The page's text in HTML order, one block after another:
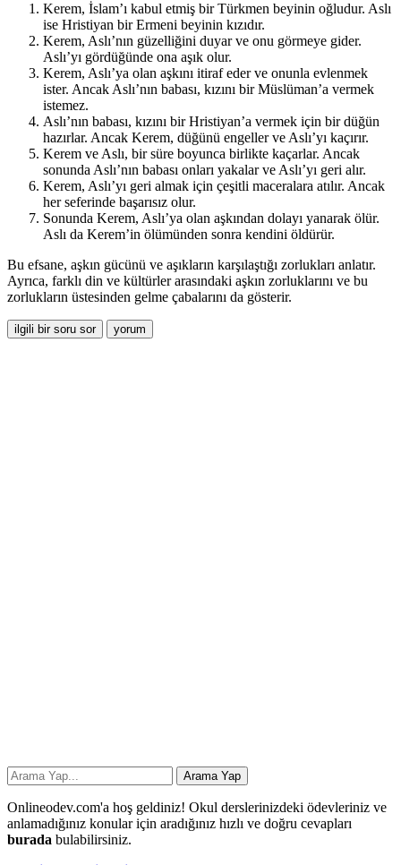
Kerem, İslam’ı kabul etmiş bir Türkmen beyinin oğludur. Aslı
ise Hristiyan bir Ermeni beyinin kızıdır.
Kerem, Aslı’nın güzelliğini duyar ve onu görmeye gider.
Aslı’yı gördüğünde ona aşık olur.
Kerem, Aslı’ya olan aşkını itiraf eder ve onunla evlenmek
ister. Ancak Aslı’nın babası, kızını bir Müslüman’a vermek
istemez.
Aslı’nın babası, kızını bir Hristiyan’a vermek için bir düğün
hazırlar. Ancak Kerem, düğünü engeller ve Aslı’yı kaçırır.
Kerem ve Aslı, bir süre boyunca birlikte kaçarlar. Ancak
sonunda Aslı’nın babası onları yakalar ve Aslı’yı geri alır.
Kerem, Aslı’yı geri almak için çeşitli maceralara atılır. Ancak
her seferinde başarısız olur.
Sonunda Kerem, Aslı’ya olan aşkından dolayı yanarak ölür.
Aslı da Kerem’in ölümünden sonra kendini öldürür.
Bu efsane, aşkın gücünü ve aşıkların karşılaştığı zorlukları anlatır.
Ayrıca, farklı din ve kültürler arasındaki aşkın zorluklarını ve bu
zorlukların üstesinden gelme çabalarını da gösterir.
Onlineodev.com'a hoş geldiniz! Okul derslerinizdeki ödevleriniz ve
anlamadığınız konular için aradığınız hızlı ve doğru cevapları
burada bulabilirsiniz.